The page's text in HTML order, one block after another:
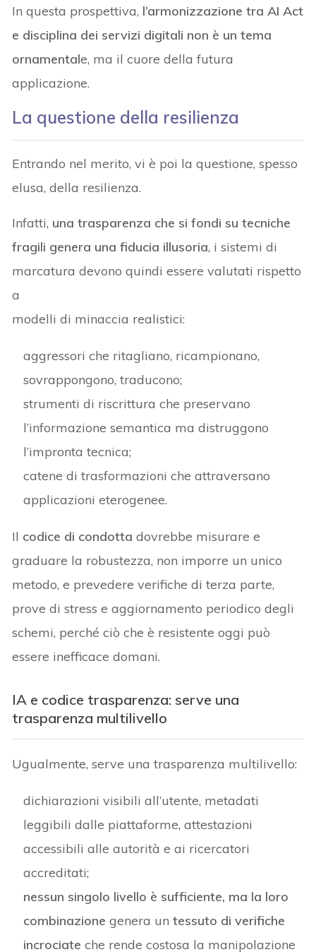
In questa prospettiva, l’armonizzazione tra AI Act
e disciplina dei servizi digitali non è un tema
ornamentale, ma il cuore della futura
applicazione.
La questione della resilienza
Entrando nel merito, vi è poi la questione, spesso
elusa, della resilienza.
Infatti, una trasparenza che si fondi su tecniche
fragili genera una fiducia illusoria, i sistemi di
marcatura devono quindi essere valutati rispetto
a
modelli di minaccia realistici:
aggressori che ritagliano, ricampionano,
sovrappongono, traducono;
strumenti di riscrittura che preservano
l’informazione semantica ma distruggono
l’impronta tecnica;
catene di trasformazioni che attraversano
applicazioni eterogenee.
Il codice di condotta dovrebbe misurare e
graduare la robustezza, non imporre un unico
metodo, e prevedere verifiche di terza parte,
prove di stress e aggiornamento periodico degli
schemi, perché ciò che è resistente oggi può
essere inefficace domani.
IA e codice trasparenza: serve una
trasparenza multilivello
Ugualmente, serve una trasparenza multilivello:
dichiarazioni visibili all’utente, metadati
leggibili dalle piattaforme, attestazioni
accessibili alle autorità e ai ricercatori
accreditati;
nessun singolo livello è sufficiente, ma la loro
combinazione genera untessuto di verifiche
incrociate che rende costosa la manipolazione